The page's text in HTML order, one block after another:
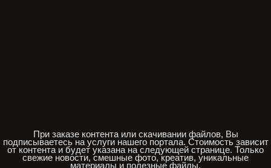
При заказе контента или скачивании файлов, Вы
подписываетесь на услуги нашего портала. Стоимость зависит
от контента и будет указана на следующей странице. Только
свежие новости, смешные фото, креатив, уникальные
материалы и полезные файлы.